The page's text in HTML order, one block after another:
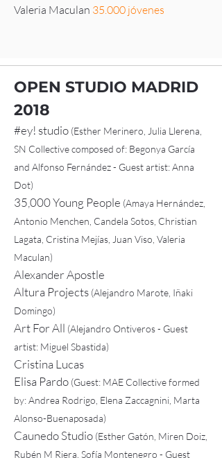
Valeria Maculan 35.000 jóvenes
OPEN STUDIO MADRID
2018
#ey! studio (Esther Merinero, Julia Llerena,
SN Collective composed of: Begonya García
and Alfonso Fernández - Guest artist: Anna
Dot)
35,000 Young People (Amaya Hernández,
Antonio Menchen, Candela Sotos, Christian
Lagata, Cristina Mejías, Juan Viso, Valeria
Maculan)
Alexander Apostle
Altura Projects (Alejandro Marote, Iñaki
Domingo)
Art For All (Alejandro Ontiveros - Guest
artist: Miguel Sbastida)
Cristina Lucas
Elisa Pardo (Guest: MAE Collective formed
by: Andrea Rodrigo, Elena Zaccagnini, Marta
Alonso-Buenaposada)
Caunedo Studio (Esther Gatón, Miren Doiz,
Rubén M Riera, Sofía Montenegro - Guest